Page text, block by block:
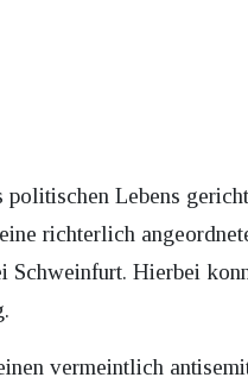
politischen Lebens
richterlich
Hierbei
vermeintlich